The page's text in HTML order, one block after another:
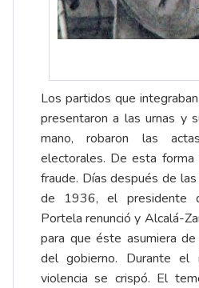
Los partidos que
presentaron a las urnas y
mano, robaron las
electorales. De esta forma
fraude. Días después de
de 1936, el presidente
Portela renunció y Alcalá-
para que éste asumiera
del gobierno. Durante el
violencia se crispó. El